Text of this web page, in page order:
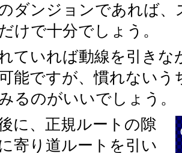
ダンジョンであれば、
けで十分でしょう。
ていれば動線を引きな
能ですが、慣れない
るのがいいでしょう。
に、正規ルートの隙
寄り道ルートを引い